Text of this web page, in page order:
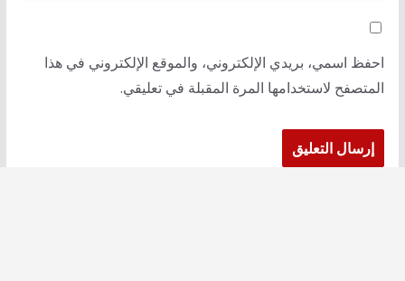
احفظ اسمي، بريدي الإلكتروني، والموقع الإلكتروني في هذا
المتصفح لاستخدامها المرة المقبلة في تعليقي.